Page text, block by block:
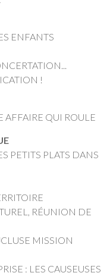
ENFANTS
!
AFFAIRE QUI ROULE
PETITS PLATS DANS
RÉUNION DE
MISSION
: LES CAUSEUSES